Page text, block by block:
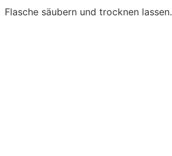
Flasche säubern und trocknen lassen.